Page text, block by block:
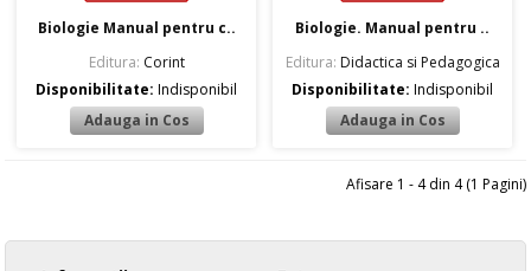
Biologie Manual pentru c..
Editura: Corint
Disponibilitate:Indisponibil
Biologie. Manual pentru ..
Editura: Didactica si Pedagogica
Disponibilitate:Indisponibil
Afisare 1 - 4 din 4 (1 Pagini)